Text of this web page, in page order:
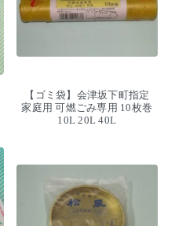
【ゴミ袋】会津坂下町指定
家庭用 可燃ごみ専用 10枚巻
10L 20L 40L